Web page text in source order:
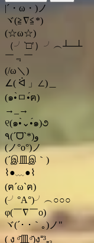
|´・ω・)ノ
ヾ(≧∇≦*)ゝ
(☆ω☆)
（╯‵□′）╯︵┴─┴
￣﹃￣
(/ω＼)
∠( ᐛ 」∠)＿
(๑•̀ㅁ•́ฅ)
→_→
୧(๑•̀⌄•́๑)૭
٩(ˊᗜˋ*)و
(ノ°ο°)ノ
(´இ皿இ｀)
⌇●﹏●⌇
(ฅ´ω`ฅ)
(╯°A°)╯︵○○○
φ(￣∇￣o)
ヾ(´･ ･｀｡)ノ"
( ง ᵒ̌皿ᵒ̌)ง⁼³₌₃